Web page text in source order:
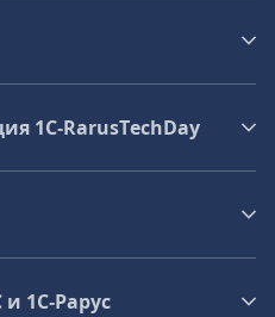
1C‑RarusTechDay
1С‑Рарус